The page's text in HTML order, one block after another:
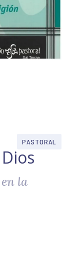
PASTORAL
la